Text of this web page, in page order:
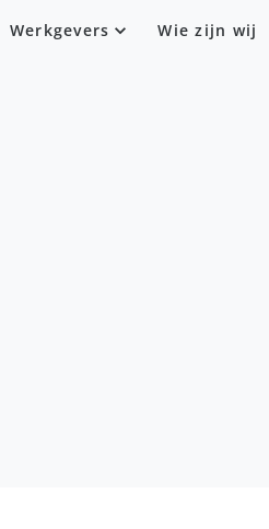
Werkgevers Wie zijn wij